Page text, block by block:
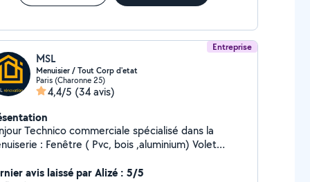
Entreprise
MSL
Menuisier / Tout Corp d'etat
Paris (Charonne 25)
4,4/5 (34 avis)
spécialisé dans la
( Pvc, bois ,aluminium) Volet
) Store ( toile , banne ) Etc Je vous propose
avis laissé par Alizé : 5/5